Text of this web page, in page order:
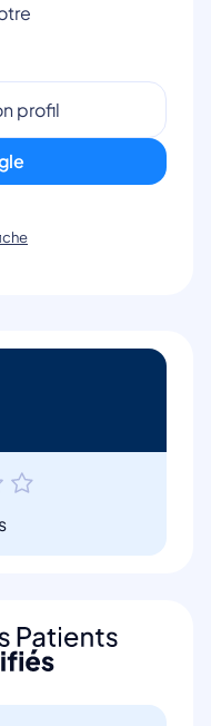
profil